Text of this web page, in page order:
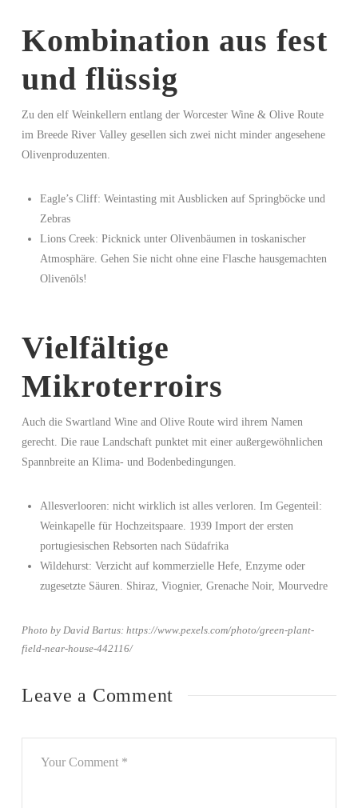
Kombination aus fest
und flüssig
Zu den elf Weinkellern entlang der Worcester Wine & Olive Route
im Breede River Valley gesellen sich zwei nicht minder angesehene
Olivenproduzenten.
Eagle’s Cliff: Weintasting mit Ausblicken auf Springböcke und
Zebras
Lions Creek: Picknick unter Olivenbäumen in toskanischer
Atmosphäre. Gehen Sie nicht ohne eine Flasche hausgemachten
Olivenöls!
Vielfältige
Mikroterroirs
Auch die Swartland Wine and Olive Route wird ihrem Namen
gerecht. Die raue Landschaft punktet mit einer außergewöhnlichen
Spannbreite an Klima- und Bodenbedingungen.
Allesverlooren: nicht wirklich ist alles verloren. Im Gegenteil:
Weinkapelle für Hochzeitspaare. 1939 Import der ersten
portugiesischen Rebsorten nach Südafrika
Wildehurst: Verzicht auf kommerzielle Hefe, Enzyme oder
zugesetzte Säuren. Shiraz, Viognier, Grenache Noir, Mourvedre
Photo by David Bartus: https://www.pexels.com/photo/green-plant-
field-near-house-442116/
Leave a Comment